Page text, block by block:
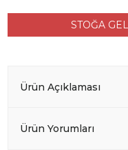
STOĞA
Ürün Açıklaması
Ürün Yorumları